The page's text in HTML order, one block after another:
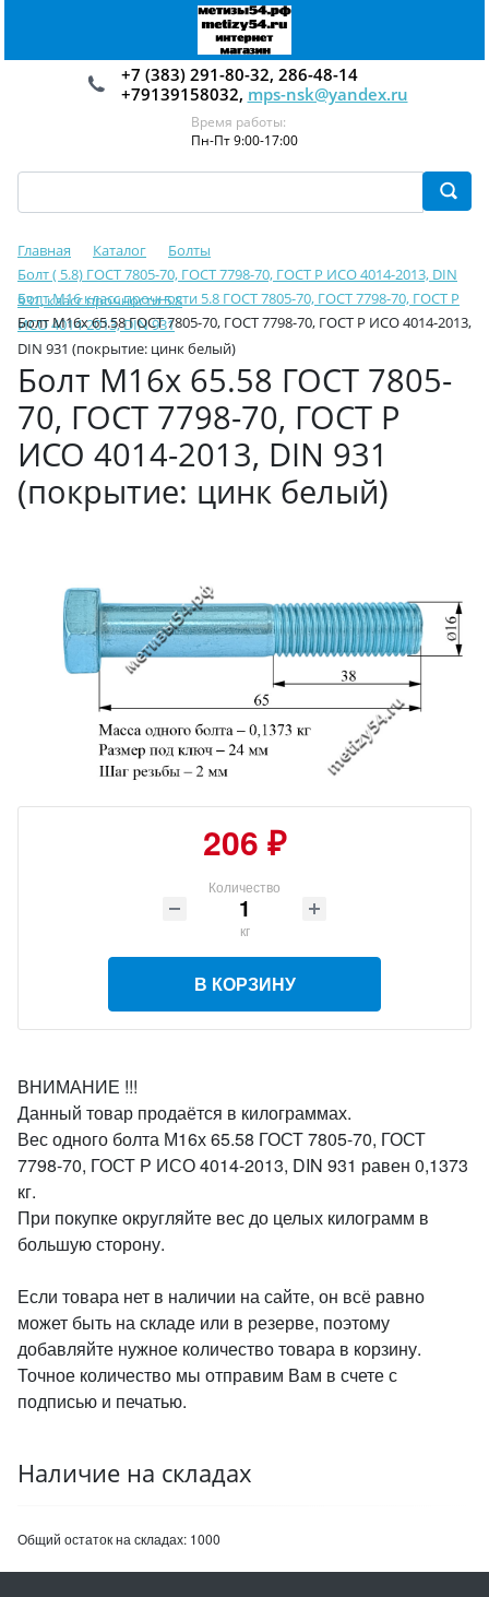
+7 (383) 291-80-32, 286-48-14
+79139158032, mps-nsk@yandex.ru
Время работы:
Пн-Пт 9:00-17:00
Главная Каталог
Болты
Болт ( 5.8) ГОСТ 7805-70, ГОСТ 7798-70, ГОСТ Р ИСО 4014-2013, DIN
931, класс прочности 5.8
Болт М16 класс прочности 5.8 ГОСТ 7805-70, ГОСТ 7798-70, ГОСТ Р
ИСО 4014-2013, DIN 931
Болт М16х 65.58 ГОСТ 7805-70, ГОСТ 7798-70, ГОСТ Р ИСО 4014-2013,
DIN 931 (покрытие: цинк белый)
Болт М16х 65.58 ГОСТ 7805-
70, ГОСТ 7798-70, ГОСТ Р
ИСО 4014-2013, DIN 931
(покрытие: цинк белый)
206 ₽
Количество
кг
В КОРЗИНУ
ВНИМАНИЕ !!!
Данный товар продаётся в килограммах.
Вес одного болта М16х 65.58 ГОСТ 7805-70, ГОСТ
7798-70, ГОСТ Р ИСО 4014-2013, DIN 931 равен 0,1373
кг.
При покупке округляйте вес до целых килограмм в
большую сторону.
Если товара нет в наличии на сайте, он всё равно
может быть на складе или в резерве, поэтому
добавляйте нужное количество товара в корзину.
Точное количество мы отправим Вам в счете с
подписью и печатью.
Наличие на складах
Общий остаток на складах: 1000